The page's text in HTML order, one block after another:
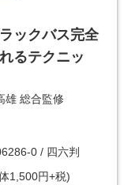
ックバス完全
るテクニッ
雄 総合監修
0 / 四六判
1,500円+税)